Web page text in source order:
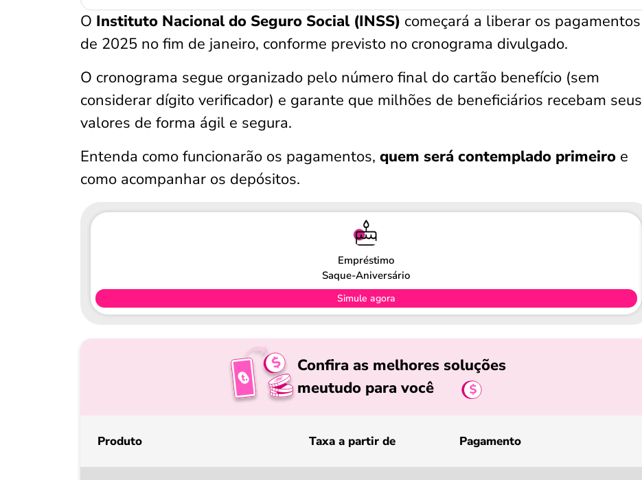
O Instituto Nacional do Seguro Social (INSS) começará a liberar os pagamentos
de 2025 no fim de janeiro, conforme previsto no cronograma divulgado.
O cronograma segue organizado pelo número final do cartão benefício (sem
considerar dígito verificador) e garante que milhões de beneficiários recebam seus
valores de forma ágil e segura.
Entenda como funcionarão os pagamentos, quem será contemplado primeiro e
como acompanhar os depósitos.
Empréstimo
Saque-Aniversário
Simule agora
Confira as melhores soluções
meutudo para você
Produto Taxa a partir de Pagamento